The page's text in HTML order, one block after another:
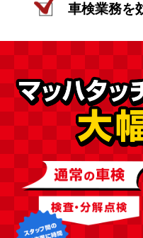
車検業務を